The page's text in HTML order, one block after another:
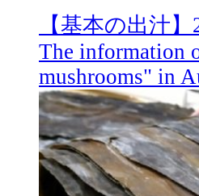
【基本の出汁
The information
mushrooms" in